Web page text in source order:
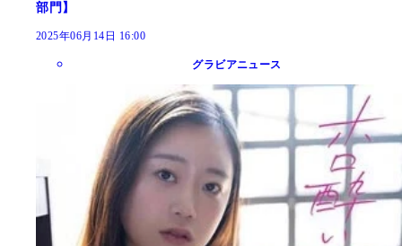
部門】
2025年06月14日 16:00
グラビアニュース